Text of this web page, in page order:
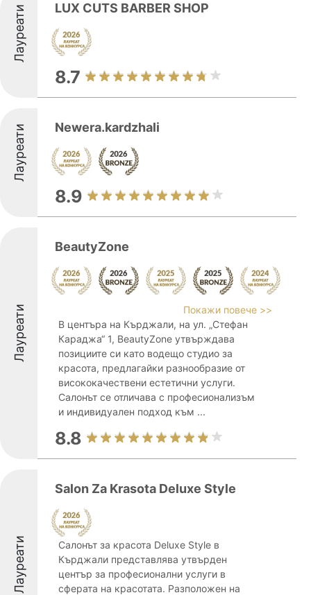
Лауреати LUX CUTS BARBER SHOP
8.7
Лауреати Newera.kardzhali
8.9
Лауреати
BeautyZone
Покажи повече >>
В центъра на Кърджали, на ул. „Стефан
Караджа“ 1, BeautyZone утвърждава
позициите си като водещо студио за
красота, предлагайки разнообразие от
висококачествени естетични услуги.
Салонът се отличава с професионализъм
и индивидуален подход към ...
8.8
Лауреати
Salon Za Krasota Deluxe Style
Салонът за красота Deluxe Style в
Кърджали представлява утвърден
център за професионални услуги в
сферата на красотата. Разположен на